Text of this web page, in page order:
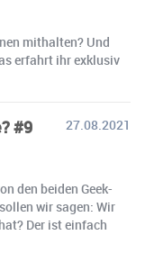
mithalten? Und
erfahrt ihr exklusiv
#9
27.08.2021
den beiden Geek-
wir sagen: Wir
Der ist einfach